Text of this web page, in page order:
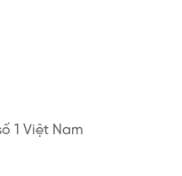
1 Việt Nam